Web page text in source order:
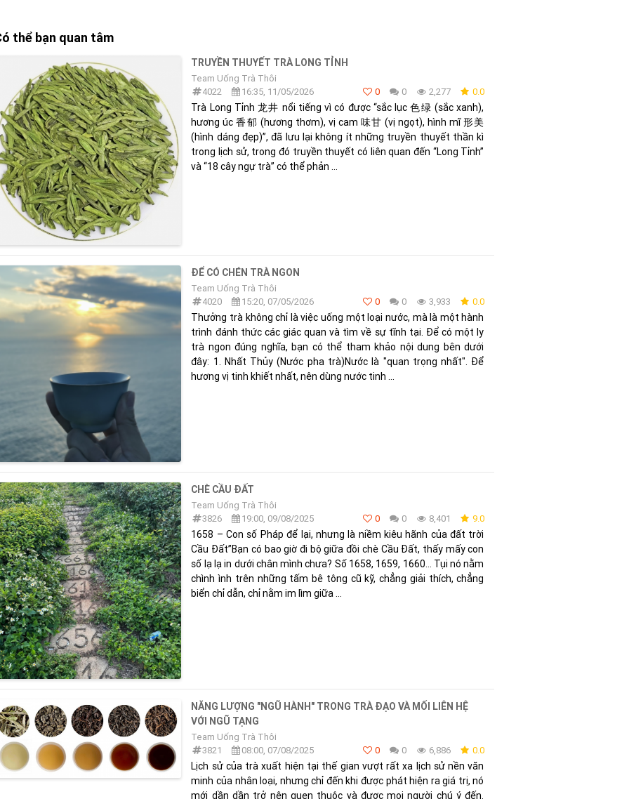
thể bạn quan tâm
TRUYỀN THUYẾT TRÀ LONG TỈNH
Team Uống Trà Thôi
4022
16:35, 11/05/2026 0 0 2,277 0.0
Trà Long Tỉnh 龙井 nổi tiếng vì có được “sắc lục 色绿 (sắc xanh),
hương úc 香郁 (hương thơm), vị cam 味甘 (vị ngọt), hình mĩ 形美
(hình dáng đẹp)”, đã lưu lại không ít những truyền thuyết thần kì
trong lịch sử, trong đó truyền thuyết có liên quan đến “Long Tỉnh”
và “18 cây ngự trà” có thể phản ...
ĐỂ CÓ CHÉN TRÀ NGON
Team Uống Trà Thôi
4020
15:20, 07/05/2026 0 0 3,933 0.0
Thưởng trà không chỉ là việc uống một loại nước, mà là một hành
trình đánh thức các giác quan và tìm về sự tĩnh tại. Để có một ly
trà ngon đúng nghĩa, bạn có thể tham khảo nội dung bên dưới
đây: 1. Nhất Thủy (Nước pha trà)Nước là "quan trọng nhất". Để
hương vị tinh khiết nhất, nên dùng nước tinh ...
CHÈ CẦU ĐẤT
Team Uống Trà Thôi
3826
19:00, 09/08/2025 0 0 8,401 9.0
1658 – Con số Pháp để lại, nhưng là niềm kiêu hãnh của đất trời
Cầu Đất”Bạn có bao giờ đi bộ giữa đồi chè Cầu Đất, thấy mấy con
số lạ lạ in dưới chân mình chưa? Số 1658, 1659, 1660… Tụi nó nằm
chình ình trên những tấm bê tông cũ kỹ, chẳng giải thích, chẳng
biển chỉ dẫn, chỉ nằm im lìm giữa ...
NĂNG LƯỢNG "NGŨ HÀNH" TRONG TRÀ ĐẠO VÀ MỐI LIÊN HỆ
VỚI NGŨ TẠNG
Team Uống Trà Thôi
3821
08:00, 07/08/2025 0 0 6,886 0.0
Lịch sử của trà xuất hiện tại thế gian vượt rất xa lịch sử nền văn
minh của nhân loại, nhưng chỉ đến khi được phát hiện ra giá trị, nó
mới dần dần trở nên quen thuộc và được mọi người chú ý đến.